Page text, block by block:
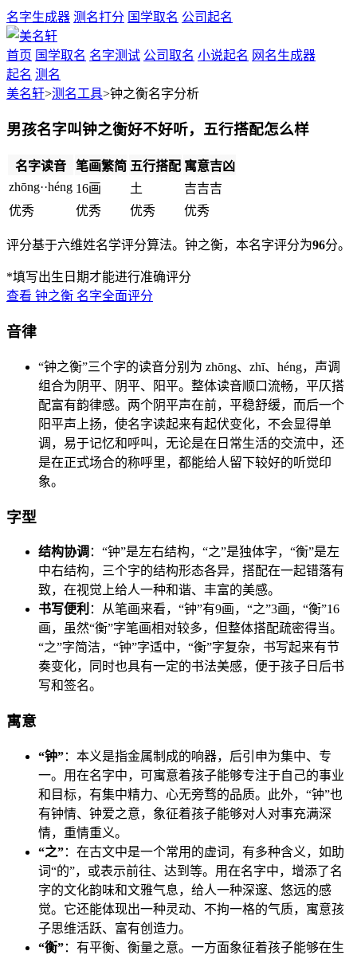
名字生成器 测名打分 国学取名 公司起名
首页 国学取名 名字测试 公司取名 小说起名 网名生成器
起名 测名
美名轩>测名工具>钟之衡名字分析
男孩名字叫钟之衡好不好听，五行搭配怎么样
名字读音 笔画繁简 五行搭配 寓意吉凶
zhōng··héng 16画 土 吉吉吉
优秀
优秀 优秀 优秀
评分基于六维姓名学评分算法。钟之衡，本名字评分为96分。
*填写出生日期才能进行准确评分
查看 钟之衡 名字全面评分
音律
“钟之衡”三个字的读音分别为 zhōng、zhī、héng，声调
组合为阴平、阴平、阳平。整体读音顺口流畅，平仄搭
配富有韵律感。两个阴平声在前，平稳舒缓，而后一个
阳平声上扬，使名字读起来有起伏变化，不会显得单
调，易于记忆和呼叫，无论是在日常生活的交流中，还
是在正式场合的称呼里，都能给人留下较好的听觉印
象。
字型
结构协调 ：“钟”是左右结构，“之”是独体字，“衡”是左
中右结构，三个字的结构形态各异，搭配在一起错落有
致，在视觉上给人一种和谐、丰富的美感。
书写便利 ：从笔画来看，“钟”有9画，“之”3画，“衡”16
画，虽然“衡”字笔画相对较多，但整体搭配疏密得当。
“之”字简洁，“钟”字适中，“衡”字复杂，书写起来有节
奏变化，同时也具有一定的书法美感，便于孩子日后书
写和签名。
寓意
“钟”：本义是指金属制成的响器，后引申为集中、专
一。用在名字中，可寓意着孩子能够专注于自己的事业
和目标，有集中精力、心无旁骛的品质。此外，“钟”也
有钟情、钟爱之意，象征着孩子能够对人对事充满深
情，重情重义。
“之”：在古文中是一个常用的虚词，有多种含义，如助
词“的”，或表示前往、达到等。用在名字中，增添了名
字的文化韵味和文雅气息，给人一种深邃、悠远的感
觉。它还能体现出一种灵动、不拘一格的气质，寓意孩
子思维活跃、富有创造力。
“衡”：有平衡、衡量之意。一方面象征着孩子能够在生